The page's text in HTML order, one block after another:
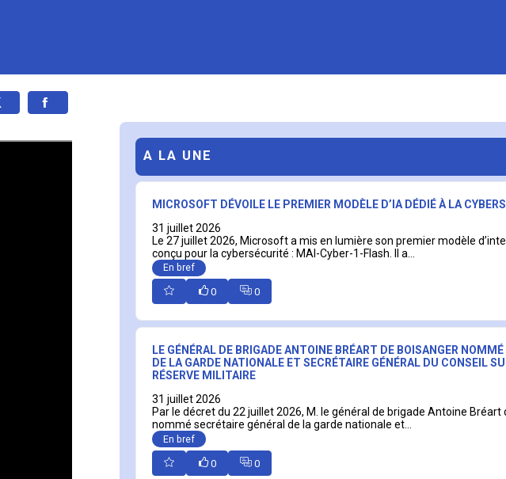
A LA UNE
MICROSOFT DÉVOILE LE PREMIER MODÈLE D’IA DÉDIÉ À LA
31 juillet 2026
Le 27 juillet 2026, Microsoft a mis en lumière son premier modèle
conçu pour la cybersécurité : MAI-Cyber-1-Flash. Il a...
En bref
0 0
LE GÉNÉRAL DE BRIGADE ANTOINE BRÉART DE BOISANGER
DE LA GARDE NATIONALE ET SECRÉTAIRE GÉNÉRAL DU CONSEIL
RÉSERVE MILITAIRE
31 juillet 2026
Par le décret du 22 juillet 2026, M. le général de brigade Antoine Bréart
nommé secrétaire général de la garde nationale et...
En bref
0 0